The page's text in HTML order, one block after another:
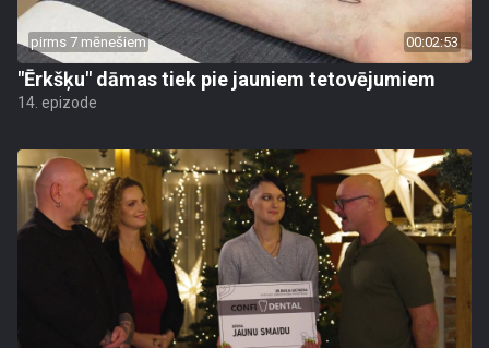
pirms 7 mēnešiem 00:02:53
"Ērkšķu" dāmas tiek pie jauniem tetovējumiem
14. epizode